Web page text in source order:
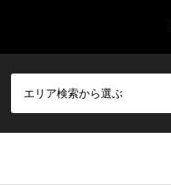
エリア検索から選ぶ